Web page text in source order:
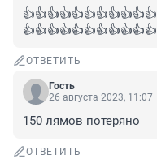
ОТВЕТИТЬ
Гость
26 августа 2023, 11:07
150 лямов потеряно
ОТВЕТИТЬ